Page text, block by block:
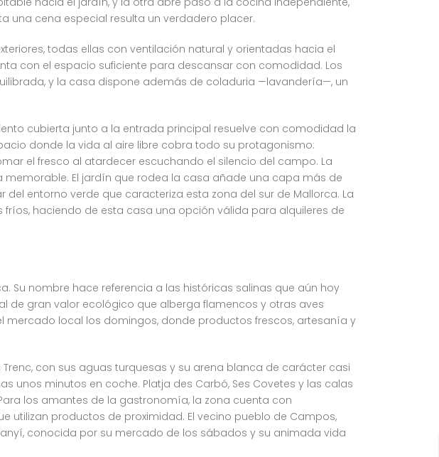
una cena especial resulta un verdadero placer.
todas ellas con ventilación natural y orientadas hacia el
con el espacio suficiente para descansar con comodidad. Los
y la casa dispone además de coladuria —lavandería—, un
cubierta junto a la entrada principal resuelve con comodidad la
donde la vida al aire libre cobra todo su protagonismo:
el fresco al atardecer escuchando el silencio del campo. La
El jardín que rodea la casa añade una capa más de
entorno verde que caracteriza esta zona del sur de Mallorca. La
haciendo de esta casa una opción válida para alquileres de
Su nombre hace referencia a las históricas salinas que aún hoy
de gran valor ecológico que alberga flamencos y otras aves
local los domingos, donde productos frescos, artesanía y
con sus aguas turquesas y su arena blanca de carácter casi
unos minutos en coche. Platja des Carbó, Ses Covetes y las calas
los amantes de la gastronomía, la zona cuenta con
productos de proximidad. El vecino pueblo de Campos,
conocida por su mercado de los sábados y su animada vida